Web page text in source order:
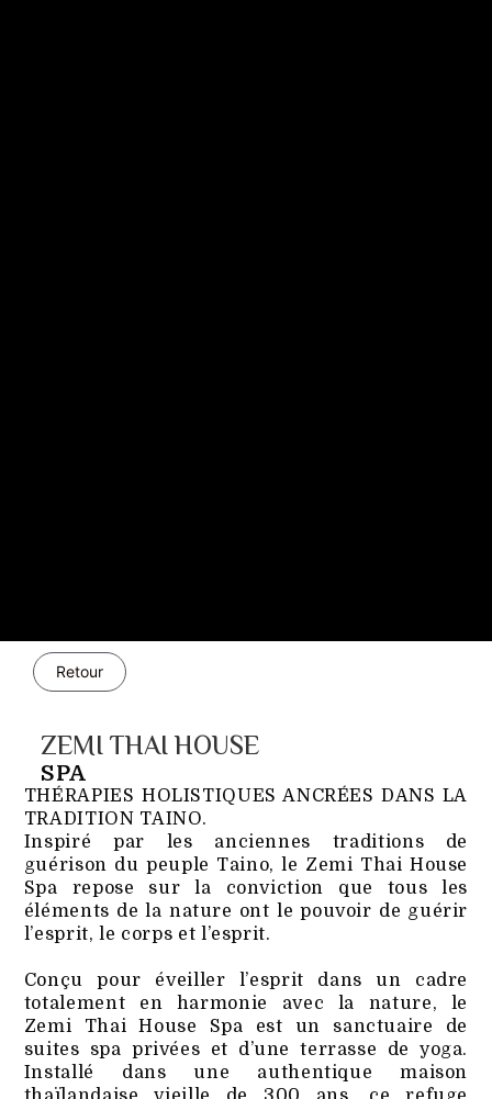
Retour
ZEMI THAI HOUSE
SPA
THÉRAPIES HOLISTIQUES ANCRÉES DANS LA
TRADITION TAINO.
Inspiré par les anciennes traditions de
guérison du peuple Taino, le Zemi Thai House
Spa repose sur la conviction que tous les
éléments de la nature ont le pouvoir de guérir
l’esprit, le corps et l’esprit.
Conçu pour éveiller l’esprit dans un cadre
totalement en harmonie avec la nature, le
Zemi Thai House Spa est un sanctuaire de
suites spa privées et d’une terrasse de yoga.
Installé dans une authentique maison